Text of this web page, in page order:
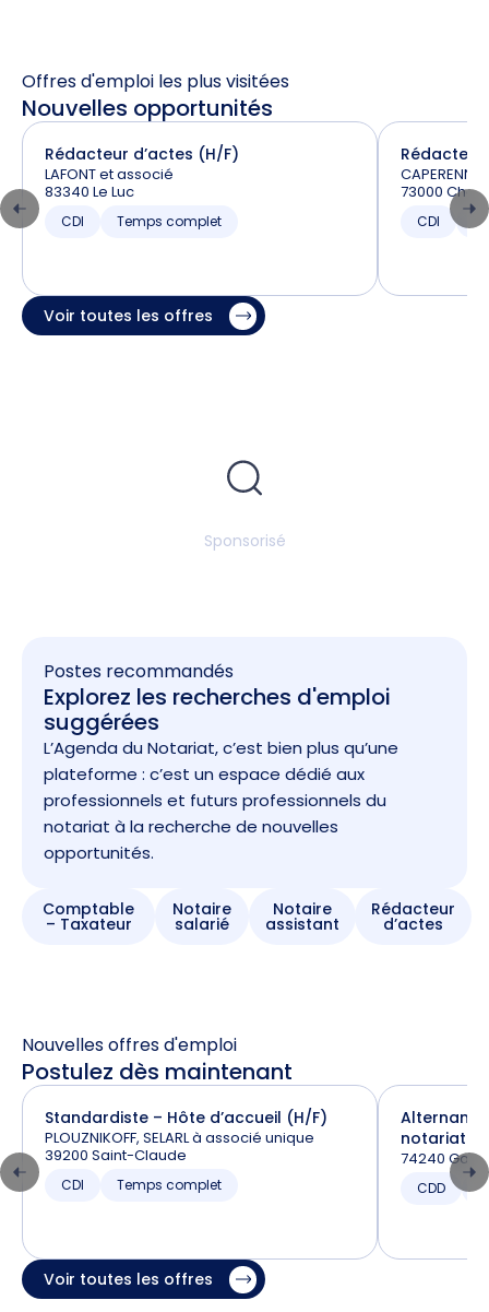
Offres d'emploi les plus visitées
Nouvelles opportunités
Rédacteur d’actes (H/F)
LAFONT et associé
83340 Le Luc
CDI Temps complet
Rédacteur
CAPERENNE,
73000
CDI
Voir toutes les offres
Sponsorisé
Postes recommandés
Explorez les recherches d'emploi
suggérées
L’Agenda du Notariat, c’est bien plus qu’une
plateforme : c’est un espace dédié aux
professionnels et futurs professionnels du
notariat à la recherche de nouvelles
opportunités.
Comptable
– Taxateur
Notaire
salarié
Notaire
assistant
Rédacteur
d’actes
Nouvelles offres d'emploi
Postulez dès maintenant
Standardiste – Hôte d’accueil (H/F)
PLOUZNIKOFF, SELARL à associé unique
39200 Saint-Claude
CDI Temps complet
notariat
74240
CDD
Voir toutes les offres